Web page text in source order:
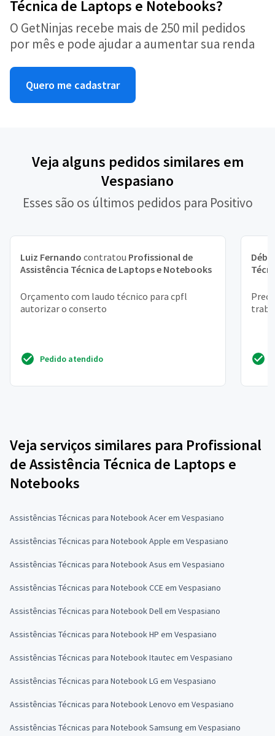
Técnica de Laptops e Notebooks?
O GetNinjas recebe mais de 250 mil pedidos
por mês e pode ajudar a aumentar sua renda
Quero me cadastrar
Veja alguns pedidos similares em
Vespasiano
Esses são os últimos pedidos para Positivo
Luiz Fernando contratou Profissional de
Assistência Técnica de Laptops e Notebooks
Orçamento com laudo técnico para cpfl
autorizar o conserto
Pedido atendido
Veja serviços similares para Profissional
de Assistência Técnica de Laptops e
Notebooks
Assistências Técnicas para Notebook Acer em Vespasiano
Assistências Técnicas para Notebook Apple em Vespasiano
Assistências Técnicas para Notebook Asus em Vespasiano
Assistências Técnicas para Notebook CCE em Vespasiano
Assistências Técnicas para Notebook Dell em Vespasiano
Assistências Técnicas para Notebook HP em Vespasiano
Assistências Técnicas para Notebook Itautec em Vespasiano
Assistências Técnicas para Notebook LG em Vespasiano
Assistências Técnicas para Notebook Lenovo em Vespasiano
Assistências Técnicas para Notebook Samsung em Vespasiano